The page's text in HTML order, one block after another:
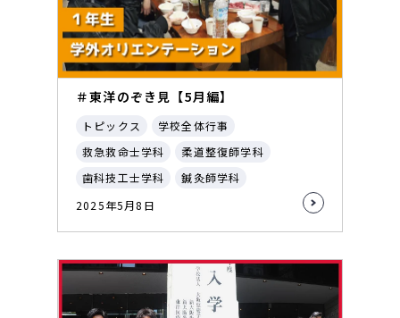
＃東洋のぞき見【5月編】
トピックス
学校全体行事
救急救命士学科
柔道整復師学科
歯科技工士学科
鍼灸師学科
2025年5月8日